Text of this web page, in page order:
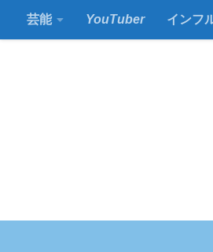
コンテンツの下
芸能 YouTuber インフ